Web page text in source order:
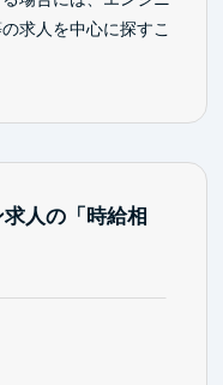
求人を中心に探すこ
人の「時給相